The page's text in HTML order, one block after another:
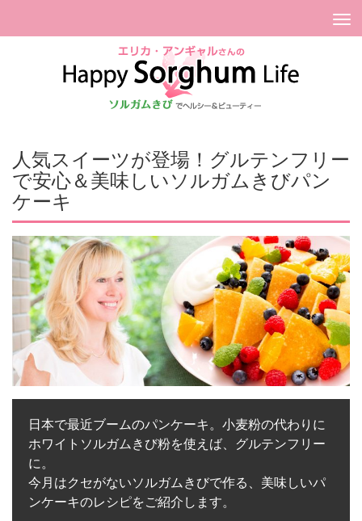
人気スイーツが登場！グルテンフリー
で安心＆美味しいソルガムきびパン
ケーキ
日本で最近ブームのパンケーキ。小麦粉の代わりに
ホワイトソルガムきび粉を使えば、グルテンフリー
に。
今月はクセがないソルガムきびで作る、美味しいパ
ンケーキのレシピをご紹介します。